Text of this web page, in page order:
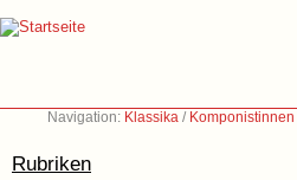
Navigation: Klassika /
Rubriken